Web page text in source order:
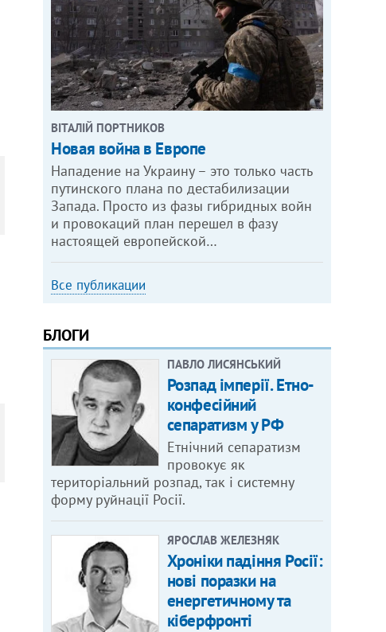
ВІТАЛІЙ ПОРТНИКОВ
Новая война в Европе
Нападение на Украину – это только часть
путинского плана по дестабилизации
Запада. Просто из фазы гибридных войн
и провокаций план перешел в фазу
настоящей европейской…
Все публикации
БЛОГИ
ПАВЛО ЛИСЯНСЬКИЙ
Розпад імперії. Етно-
конфесійний
сепаратизм у РФ
Етнічний сепаратизм
провокує як
територіальний розпад, так і системну
форму руйнації Росії.
ЯРОСЛАВ ЖЕЛЕЗНЯК
Хроніки падіння Росії:
нові поразки на
енергетичному та
кіберфронті